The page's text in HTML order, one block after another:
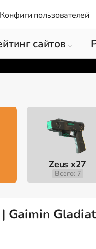
Конфиги пользователей
сайтов
Zeus x27
Всего: 7
Gaimin